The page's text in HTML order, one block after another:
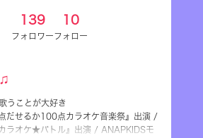
139
フォロワー
10
フォロー
うことが大好き
だせるか100点カラオケ音楽祭』出演 /
ラオケ★バトル』出演 / ANAPKIDSモ